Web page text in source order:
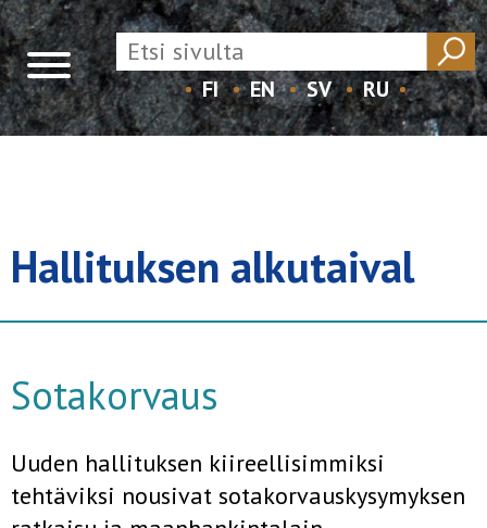
FI EN SV RU
Hallituksen alkutaival
Sotakorvaus
Uuden hallituksen kiireellisimmiksi
tehtäviksi nousivat sotakorvauskysymyksen